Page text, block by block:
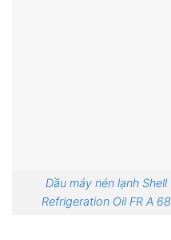
Dầu máy nén lạnh Shell
Refrigeration Oil FR A 68